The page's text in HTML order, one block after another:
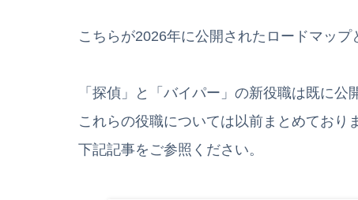
こちらが2026年に公開されたロードマップ
「探偵」と「バイパー」の新役職は既に公
これらの役職については以前まとめてお
下記記事をご参照ください。